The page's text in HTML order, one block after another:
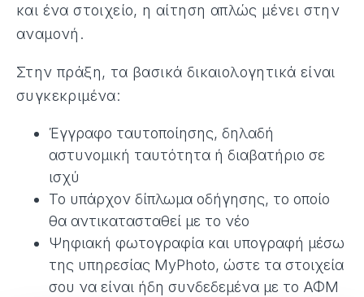
και ένα στοιχείο, η αίτηση απλώς μένει στην
αναμονή.
Στην πράξη, τα βασικά δικαιολογητικά είναι
συγκεκριμένα:
Έγγραφο ταυτοποίησης, δηλαδή
αστυνομική ταυτότητα ή διαβατήριο σε
ισχύ
Το υπάρχον δίπλωμα οδήγησης, το οποίο
θα αντικατασταθεί με το νέο
Ψηφιακή φωτογραφία και υπογραφή μέσω
της υπηρεσίας MyPhoto, ώστε τα στοιχεία
σου να είναι ήδη συνδεδεμένα με το ΑΦΜ